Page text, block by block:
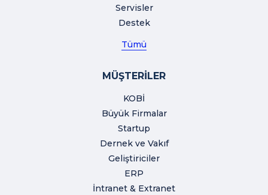
Servisler
Destek
Tümü
MÜŞTERİLER
KOBİ
Büyük Firmalar
Startup
Dernek ve Vakıf
Geliştiriciler
ERP
İntranet & Extranet